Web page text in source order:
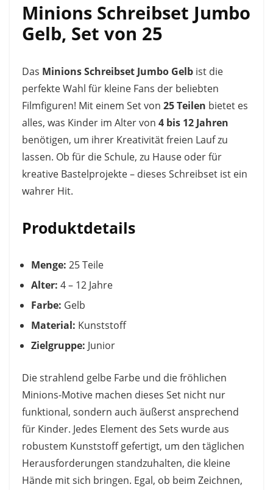
Minions Schreibset Jumbo
Gelb, Set von 25
Das Minions Schreibset Jumbo Gelb ist die
perfekte Wahl für kleine Fans der beliebten
Filmfiguren! Mit einem Set von 25 Teilen bietet es
alles, was Kinder im Alter von 4 bis 12 Jahren
benötigen, um ihrer Kreativität freien Lauf zu
lassen. Ob für die Schule, zu Hause oder für
kreative Bastelprojekte – dieses Schreibset ist ein
wahrer Hit.
Produktdetails
Menge: 25 Teile
Alter: 4 – 12 Jahre
Farbe: Gelb
Material: Kunststoff
Zielgruppe: Junior
Die strahlend gelbe Farbe und die fröhlichen
Minions-Motive machen dieses Set nicht nur
funktional, sondern auch äußerst ansprechend
für Kinder. Jedes Element des Sets wurde aus
robustem Kunststoff gefertigt, um den täglichen
Herausforderungen standzuhalten, die kleine
Hände mit sich bringen. Egal, ob beim Zeichnen,